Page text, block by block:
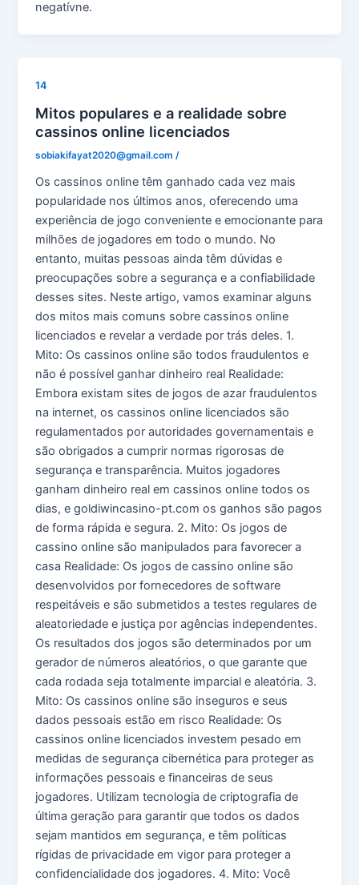
negatívne.
14
Mitos populares e a realidade sobre
cassinos online licenciados
sobiakifayat2020@gmail.com/
Os cassinos online têm ganhado cada vez mais
popularidade nos últimos anos, oferecendo uma
experiência de jogo conveniente e emocionante para
milhões de jogadores em todo o mundo. No
entanto, muitas pessoas ainda têm dúvidas e
preocupações sobre a segurança e a confiabilidade
desses sites. Neste artigo, vamos examinar alguns
dos mitos mais comuns sobre cassinos online
licenciados e revelar a verdade por trás deles. 1.
Mito: Os cassinos online são todos fraudulentos e
não é possível ganhar dinheiro real Realidade:
Embora existam sites de jogos de azar fraudulentos
na internet, os cassinos online licenciados são
regulamentados por autoridades governamentais e
são obrigados a cumprir normas rigorosas de
segurança e transparência. Muitos jogadores
ganham dinheiro real em cassinos online todos os
dias, e goldiwincasino-pt.com os ganhos são pagos
de forma rápida e segura. 2. Mito: Os jogos de
cassino online são manipulados para favorecer a
casa Realidade: Os jogos de cassino online são
desenvolvidos por fornecedores de software
respeitáveis e são submetidos a testes regulares de
aleatoriedade e justiça por agências independentes.
Os resultados dos jogos são determinados por um
gerador de números aleatórios, o que garante que
cada rodada seja totalmente imparcial e aleatória. 3.
Mito: Os cassinos online são inseguros e seus
dados pessoais estão em risco Realidade: Os
cassinos online licenciados investem pesado em
medidas de segurança cibernética para proteger as
informações pessoais e financeiras de seus
jogadores. Utilizam tecnologia de criptografia de
última geração para garantir que todos os dados
sejam mantidos em segurança, e têm políticas
rígidas de privacidade em vigor para proteger a
confidencialidade dos jogadores. 4. Mito: Você